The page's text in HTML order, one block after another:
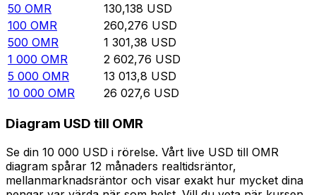
50 OMR 130,138 USD
100 OMR 260,276 USD
500 OMR 1 301,38 USD
1 000 OMR 2 602,76 USD
5 000 OMR 13 013,8 USD
10 000 OMR 26 027,6 USD
Diagram USD till OMR
Se din 10 000 USD i rörelse. Vårt live USD till OMR
diagram spårar 12 månaders realtidsräntor,
mellanmarknadsräntor och visar exakt hur mycket dina